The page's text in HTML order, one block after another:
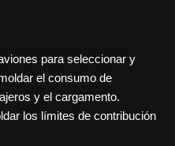
para seleccionar y
el consumo de
y el cargamento.
los límites de contribución